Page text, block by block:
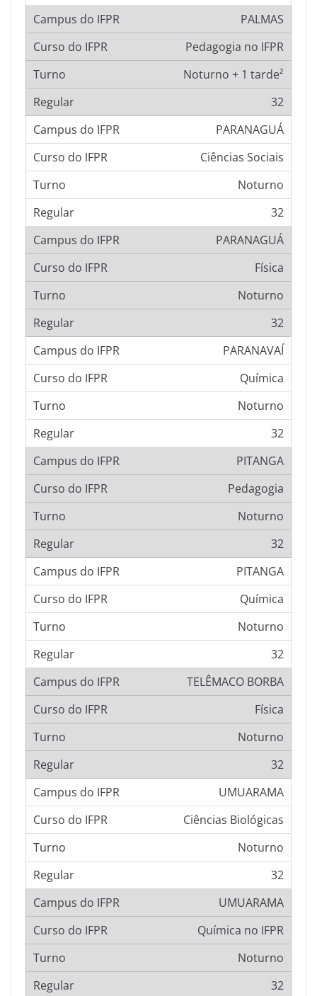
PALMAS
Pedagogia no IFPR
Noturno + 1 tarde²
32
PARANAGUÁ
Ciências Sociais
Noturno
32
PARANAGUÁ
Física
Noturno
32
PARANAVAÍ
Química
Noturno
32
PITANGA
Pedagogia
Noturno
32
PITANGA
Química
Noturno
32
TELÊMACO BORBA
Física
Noturno
32
UMUARAMA
Ciências Biológicas
Noturno
32
UMUARAMA
Química no IFPR
Noturno
32